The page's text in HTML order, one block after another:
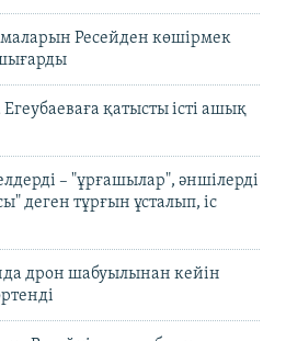
Ресейден көшірмек
қатысты істі ашық
– "ұрғашылар", әншілерді
деген тұрғын ұсталып, іс
дрон шабуылынан кейін